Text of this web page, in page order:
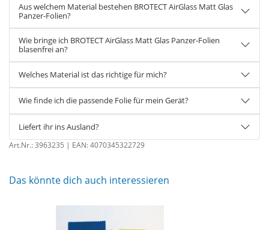
Aus welchem Material bestehen BROTECT AirGlass Matt Glas
Panzer-Folien?
Wie bringe ich BROTECT AirGlass Matt Glas Panzer-Folien
blasenfrei an?
Welches Material ist das richtige für mich?
Wie finde ich die passende Folie für mein Gerät?
Liefert ihr ins Ausland?
Art.Nr.:3963235 | EAN:4070345322729
Das könnte dich auch interessieren